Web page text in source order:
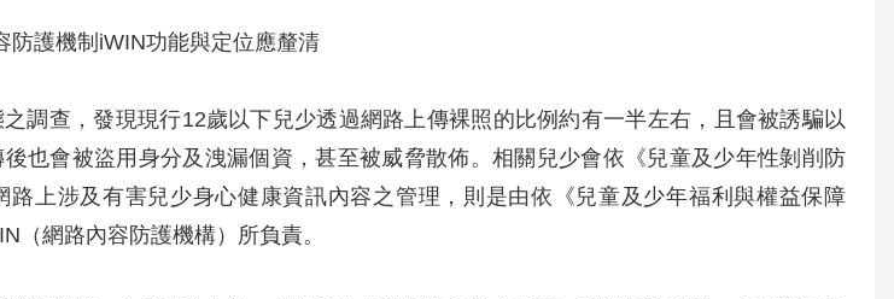
護機制iWIN功能與定位應釐清
調查，發現現行12歲以下兒少透過網路上傳裸照的比例約有一半左右，且會被誘騙以
也會被盜用身分及洩漏個資，甚至被威脅散佈。相關兒少會依《兒童及少年性剝削防
路上涉及有害兒少身心健康資訊內容之管理，則是由依《兒童及少年福利與權益保障
（網路內容防護機構）所負責。